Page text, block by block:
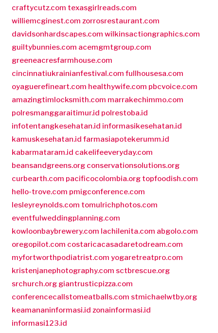
craftycutz.com texasgirlreads.com
williemcginest.com zorrosrestaurant.com
davidsonhardscapes.com wilkinsactiongraphics.com
guiltybunnies.com acemgmtgroup.com
greeneacresfarmhouse.com
cincinnatiukrainianfestival.com fullhousesa.com
oyaguerefineart.com healthywife.com pbcvoice.com
amazingtimlocksmith.com marrakechimmo.com
polresmanggaraitimur.id polrestoba.id
infotentangkesehatan.id informasikesehatan.id
kamuskesehatan.id farmasiapotekerumm.id
kabarmataram.id cakelifeeveryday.com
beansandgreens.org conservationsolutions.org
curbearth.com pacificocolombia.org topfoodish.com
hello-trove.com pmigconference.com
lesleyreynolds.com tomulrichphotos.com
eventfulweddingplanning.com
kowloonbaybrewery.com lachilenita.com abgolo.com
oregopilot.com costaricacasadaretodream.com
myfortworthpodiatrist.com yogaretreatpro.com
kristenjanephotography.com sctbrescue.org
srchurch.org giantrusticpizza.com
conferencecallstomeatballs.com stmichaelwtby.org
keamananinformasi.id zonainformasi.id
informasi123.id